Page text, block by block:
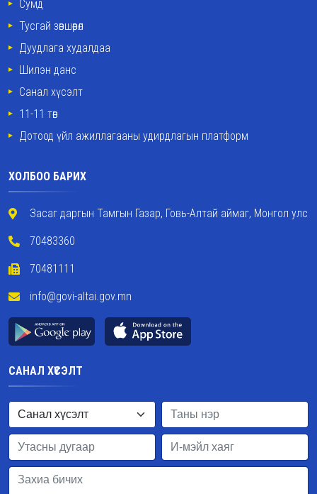
Сумд
Тусгай зөвшөөрөл
Дуудлага худалдаа
Шилэн данс
Санал хүсэлт
11-11 төв
Дотоод үйл ажиллагааны удирдлагын платформ
ХОЛБОО БАРИХ
Засаг даргын Тамгын Газар, Говь-Алтай аймаг, Монгол улс
70483360
70481111
info@govi-altai.gov.mn
САНАЛ ХҮСЭЛТ